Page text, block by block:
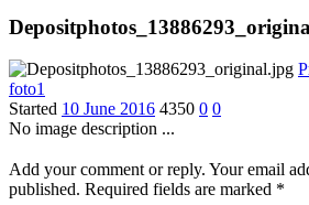
foto1
Started 10 June 2016 4350 0 0
No image description ...
Add your comment or reply. Your email
published. Required fields are marked *